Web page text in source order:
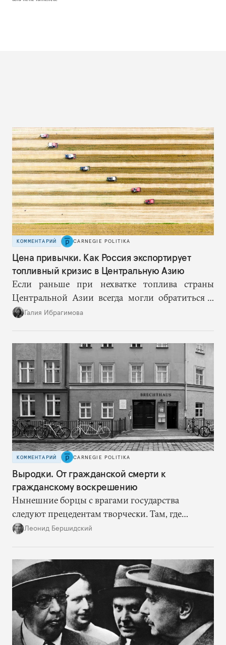
КОММЕНТАРИЙ CARNEGIE POLITIKA
Цена привычки. Как Россия экспортирует
топливный кризис в Центральную Азию
Если раньше при нехватке топлива страны
Центральной Азии всегда могли обратиться к
Москве за дополнительными объемами, то
Галия Ибрагимова
КОММЕНТАРИЙ CARNEGIE POLITIKA
Выродки. От гражданской смерти к
гражданскому воскрешению
Нынешние борцы с врагами государства
следуют прецедентам творчески. Там, где
нацисты торопились в революционном угаре,
сериям ограничений и перекрывая вскрывшиеся
в процессе лазейки.
Леонид Бершидский